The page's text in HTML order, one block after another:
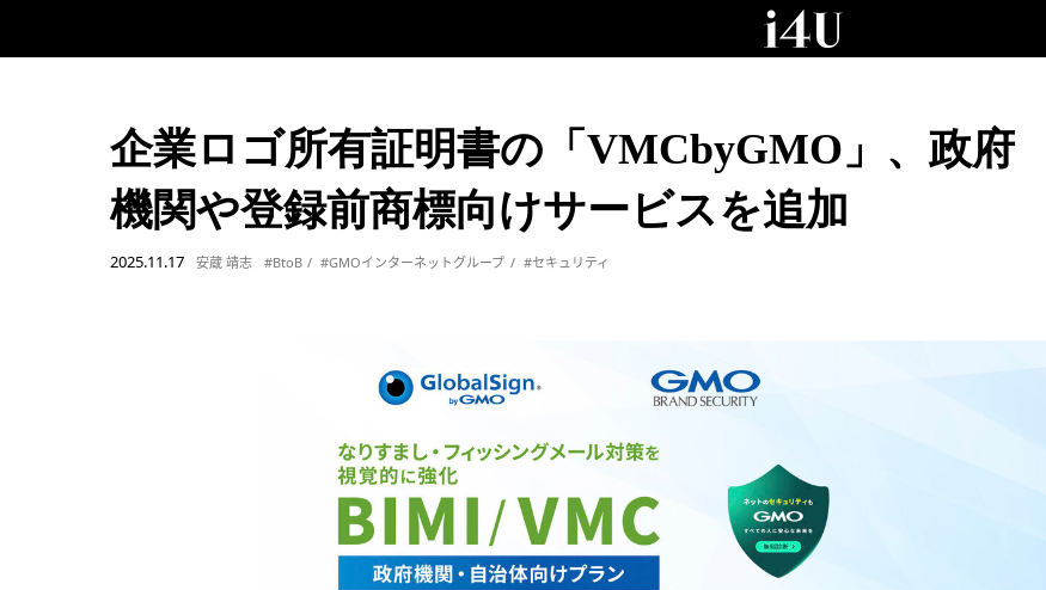
企業ロゴ所有証明書の「VMCbyGMO」、政府
機関や登録前商標向けサービスを追加
2025.11.17 安蔵 靖志 #BtoB #GMOインターネットグループ #セキュリティ